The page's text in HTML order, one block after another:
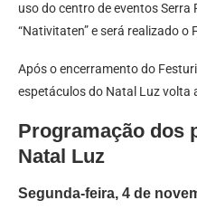
uso do centro de eventos Serra
“Nativitaten” e será realizado o
Após o encerramento do
espetáculos do Natal Luz volta
Programação dos
Natal Luz
Segunda-feira, 4 de